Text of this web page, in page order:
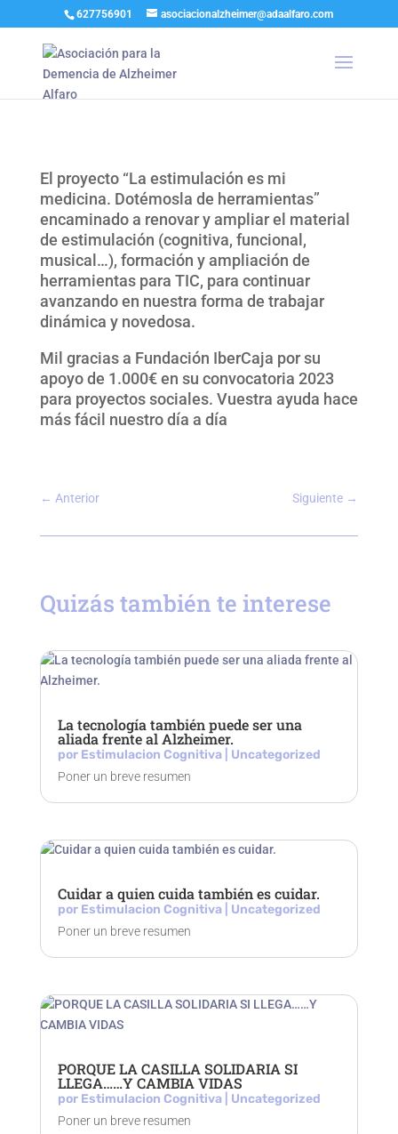
627756901 asociacionalzheimer@adaalfaro.com
El proyecto “La estimulación es mi
medicina. Dotémosla de herramientas”
encaminado a renovar y ampliar el material
de estimulación (cognitiva, funcional,
musical…), formación y ampliación de
herramientas para TIC, para continuar
avanzando en nuestra forma de trabajar
dinámica y novedosa.
Mil gracias a Fundación IberCaja por su
apoyo de 1.000€ en su convocatoria 2023
para proyectos sociales. Vuestra ayuda hace
más fácil nuestro día a día
← Anterior Siguiente →
Quizás también te interese
La tecnología también puede ser una
aliada frente al Alzheimer.
por Estimulacion Cognitiva| Uncategorized
Poner un breve resumen
Cuidar a quien cuida también es cuidar.
por Estimulacion Cognitiva| Uncategorized
Poner un breve resumen
PORQUE LA CASILLA SOLIDARIA SI
LLEGA……Y CAMBIA VIDAS
por Estimulacion Cognitiva| Uncategorized
Poner un breve resumen